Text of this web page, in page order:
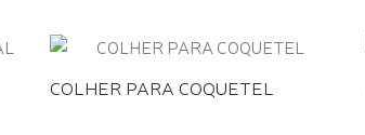
COLHER PARA COQUETEL